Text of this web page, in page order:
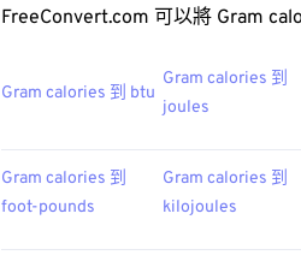
FreeConvert.com 可以將 Gram
Gram calories 到 btu
Gram calories 到
joules
Gram calories 到
foot-pounds
Gram calories 到
kilojoules